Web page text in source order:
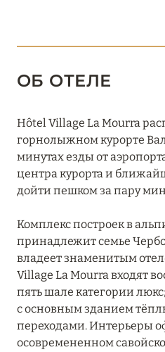
Écrin Blanc Courchevel
Experimental Chalet Val
Four Seasons Hotel Megève
Hôtel AlpenRuitor
Hôtel Annapurna Courchevel
Hôtel Barrière Les Neiges
Hôtel Daria-I Nor
ОБ ОТЕЛЕ
Hôtel Village La Mourra
горнолыжном курорте
минутах езды от
центра курорта и
дойти пешком за пару
Комплекс построек в
принадлежит семье
владеет знаменитым
Village La Mourra входят
пять шале категории
с основным зданием
переходами. Интерьеры
осовремененном